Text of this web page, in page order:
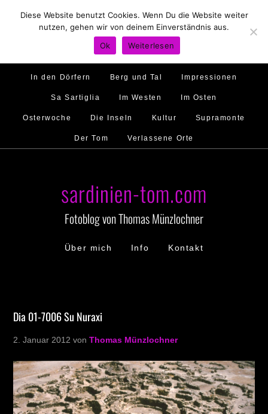
Hirtenland Traumstrände Feste feiern
Golfo di Orosei Im Norden
Murales Ambiente
In den Dörfern Berg und Tal Impressionen
Sa Sartiglia Im Westen Im Osten
Osterwoche Die Inseln Kultur Supramonte
Der Tom Verlassene Orte
sardinien-tom.com
Fotoblog von Thomas Münzlochner
Über mich Info Kontakt
Dia 01-7006 Su Nuraxi
2. Januar 2012 vonThomas Münzlochner
Diese Website benutzt Cookies. Wenn Du die Website weiter
nutzen, gehen wir von deinem Einverständnis aus.
Ok
Weiterlesen